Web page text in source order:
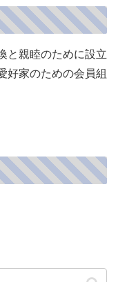
と親睦のために設立
好家のための会員組